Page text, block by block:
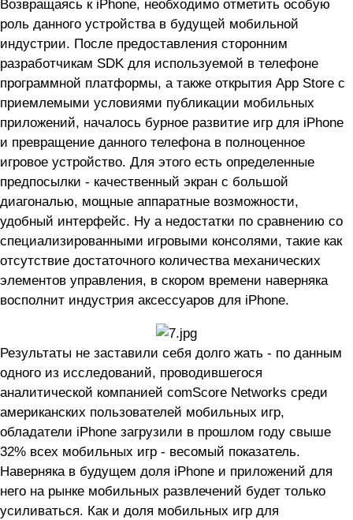
Возвращаясь к iPhone, необходимо отметить особую
роль данного устройства в будущей мобильной
индустрии. После предоставления сторонним
разработчикам SDK для используемой в телефоне
программной платформы, а также открытия App Store с
приемлемыми условиями публикации мобильных
приложений, началось бурное развитие игр для iPhone
и превращение данного телефона в полноценное
игровое устройство. Для этого есть определенные
предпосылки - качественный экран с большой
диагональю, мощные аппаратные возможности,
удобный интерфейс. Ну а недостатки по сравнению со
специализированными игровыми консолями, такие как
отсутствие достаточного количества механических
элементов управления, в скором времени наверняка
восполнит индустрия аксессуаров для iPhone.
Результаты не заставили себя долго жать - по данным
одного из исследований, проводившегося
аналитической компанией comScore Networks среди
американских пользователей мобильных игр,
обладатели iPhone загрузили в прошлом году свыше
32% всех мобильных игр - весомый показатель.
Наверняка в будущем доля iPhone и приложений для
него на рынке мобильных развлечений будет только
усиливаться. Как и доля мобильных игр для